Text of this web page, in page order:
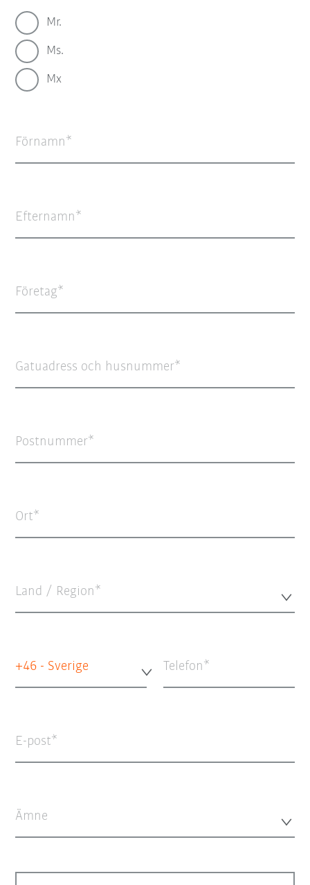
Mr.
Ms.
Mx
Förnamn
Efternamn
Företag
Gatuadress och husnummer
Postnummer
Ort
Land / Region*
+46 - Sverige Telefon
E-post
Ämne